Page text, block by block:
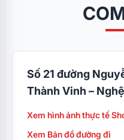
Số 21 đường
Thành Vinh –
Xem hình ảnh thực tế
Xem Bản đồ đường đi